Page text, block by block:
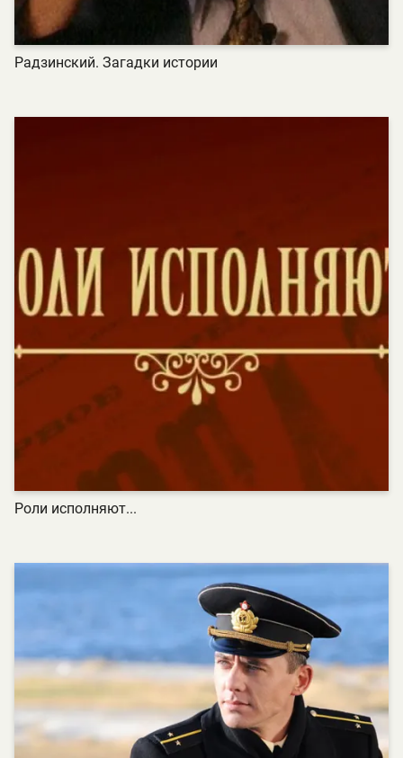
Радзинский. Загадки истории
Роли исполняют...